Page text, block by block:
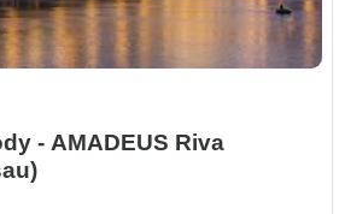
- AMADEUS Riva